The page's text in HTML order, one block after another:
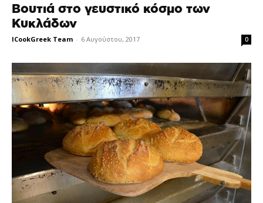
Βουτιά στο γευστικό κόσμο των
Κυκλάδων
ICookGreek Team - 6 Αυγούστου, 2017 0